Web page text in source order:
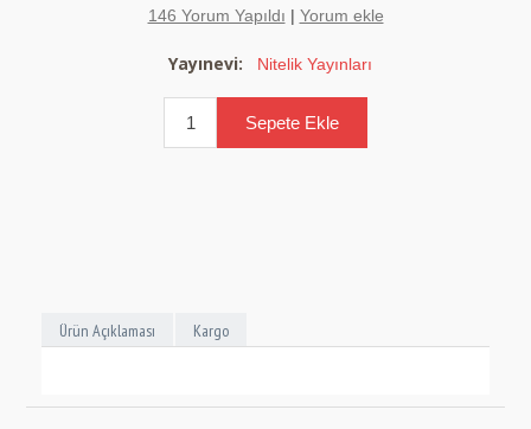
146 Yorum Yapıldı | Yorum ekle
Yayınevi: Nitelik Yayınları
Ürün Açıklaması Kargo